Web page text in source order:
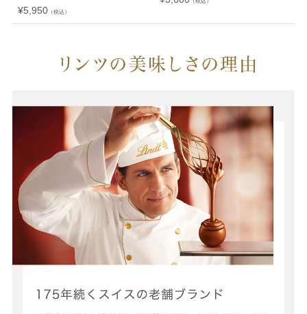
¥5,950（税込）